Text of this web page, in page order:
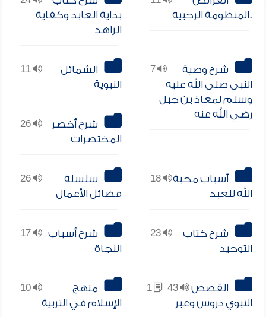
.المنظومة الرحبية
بداية العابد وكفاية
الزاهد
7
شرح وصية
النبي صلى الله عليه
وسلم لمعاذ بن جبل
رضي الله عنه
11
الشمائل
النبوية
26
شرح أخصر
المختصرات
18
أسباب محبة
الله للعبد
26
سلسلة
فضائل الأعمال
23
شرح كتاب
التوحيد
17
شرح أسباب
النجاة
43
القصص
النبوي دروس وعبر
10
منهج
الإسلام في التربية